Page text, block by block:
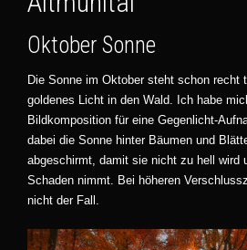
Oktober Sonne
Die Sonne im Oktober steht schon recht
goldenes Licht in den Wald. Ich habe
Bildkomposition für eine Gegenlicht-
dabei die Sonne hinter Bäumen und
abgeschirmt, damit sie nicht zu hell wird
Schaden nimmt. Bei höheren
nicht der Fall.